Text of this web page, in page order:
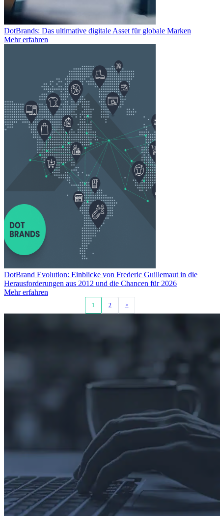
DotBrands: Das ultimative digitale Asset für globale Marken
Mehr erfahren
DotBrand Evolution: Einblicke von Frederic Guillemaut in die
Herausforderungen aus 2012 und die Chancen für 2026
Mehr erfahren
1 2 >